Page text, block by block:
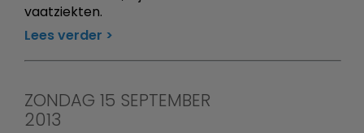
vaatziekten.
Lees verder
ZONDAG 15 SEPTEMBER
2013